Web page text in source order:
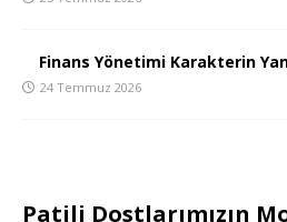
Finans Yönetimi Karakterin
24 Temmuz 2026
Patili Dostlarımızın